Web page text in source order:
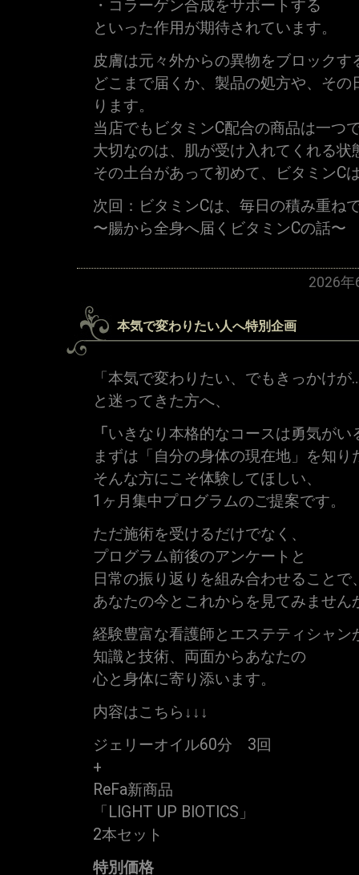
・コラーゲン合成をサポートする
といった作用が期待されています。
皮膚は元々外からの異物をブロックす
どこまで届くか、製品の処方や、そ
ります。
当店でもビタミンC配合の商品は一つ
大切なのは、肌が受け入れてくれる状
その土台があって初めて、ビタミンC
次回：ビタミンCは、毎日の積み重ね
〜腸から全身へ届くビタミンCの話〜
2026年
本気で変わりたい人へ特別企画
「本気で変わりたい、でもきっかけが
と迷ってきた方へ、
「いきなり本格的なコースは勇気がい
まずは「自分の身体の現在地」を知り
そんな方にこそ体験してほしい、
1ヶ月集中プログラムのご提案です。
ただ施術を受けるだけでなく、
プログラム前後のアンケートと
日常の振り返りを組み合わせることで
あなたの今とこれからを見てみません
経験豊富な看護師とエステティシャン
知識と技術、両面からあなたの
心と身体に寄り添います。
内容はこちら↓↓↓
ジェリーオイル60分 3回
+
ReFa新商品
「LIGHT UP BIOTICS」
2本セット
特別価格